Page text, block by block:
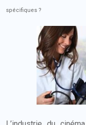
spécifiques ?